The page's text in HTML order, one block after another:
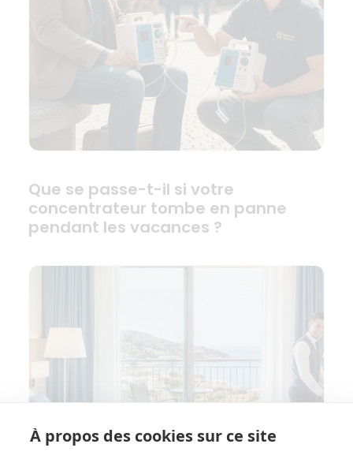
Que se passe-t-il si votre
concentrateur tombe en panne
pendant les vacances ?
À propos des cookies sur ce site